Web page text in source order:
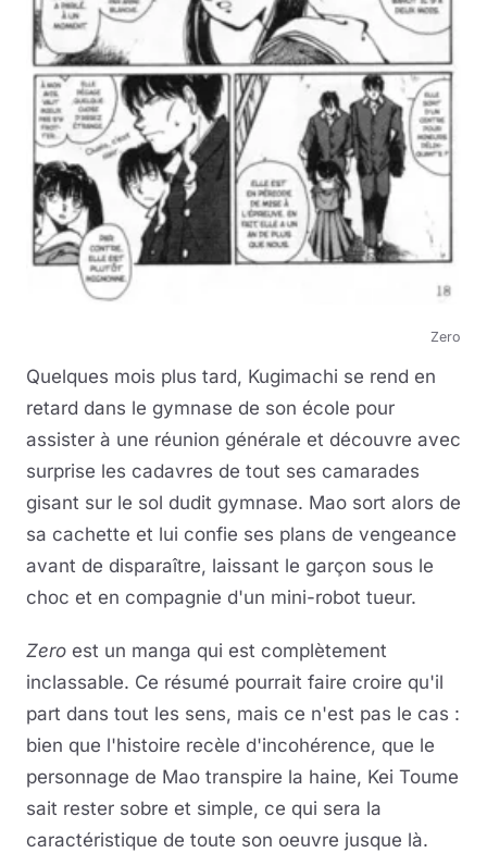
Zero
Quelques mois plus tard, Kugimachi se rend en
retard dans le gymnase de son école pour
assister à une réunion générale et découvre avec
surprise les cadavres de tout ses camarades
gisant sur le sol dudit gymnase. Mao sort alors de
sa cachette et lui confie ses plans de vengeance
avant de disparaître, laissant le garçon sous le
choc et en compagnie d'un mini-robot tueur.
Zero est un manga qui est complètement
inclassable. Ce résumé pourrait faire croire qu'il
part dans tout les sens, mais ce n'est pas le cas :
bien que l'histoire recèle d'incohérence, que le
personnage de Mao transpire la haine, Kei Toume
sait rester sobre et simple, ce qui sera la
caractéristique de toute son oeuvre jusque là.